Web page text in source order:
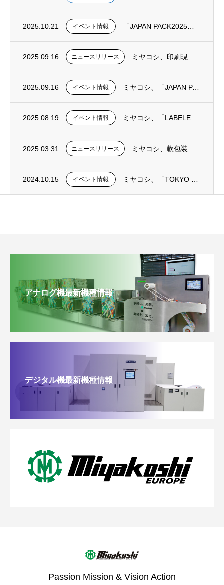
2025.10.21 イベント情報
2025.09.16 ニュースリリース
2025.09.16 イベント情報 ミヤコシ、「JAPAN PACK 2025」に出展：軟包装の現場課題に寄り添う― 印刷...
2025.08.19 イベント情報
2025.03.31 ニュースリリース
2024.10.15 イベント情報
アナログ機最新機種情報
デジタル機最新機種情報
Passion Mission & Vision Action